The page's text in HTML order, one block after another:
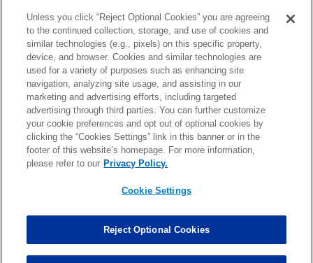
コラム テレビ
画像
順位表
選手成績 About NFL
More NFL 特集
TOP お問い合わせ
プライバシーポリシー プライバシー設定
Copyright © LY Corporation. All Rights Reserved.
PHOTO BY AP Images / PHOTO BY Getty Images
Unless you click “Reject Optional Cookies” you are agreeing
to the continued collection, storage, and use of cookies and
similar technologies (e.g., pixels) on this specific property,
device, and browser. Cookies and similar technologies are
used for a variety of purposes such as enhancing site
navigation, analyzing site usage, and assisting in our
marketing and advertising efforts, including targeted
advertising through third parties. You can further customize
your cookie preferences and opt out of optional cookies by
clicking the “Cookies Settings” link in this banner or in the
footer of this website’s homepage. For more information,
please refer to our Privacy Policy.
Cookie Settings
Reject Optional Cookies